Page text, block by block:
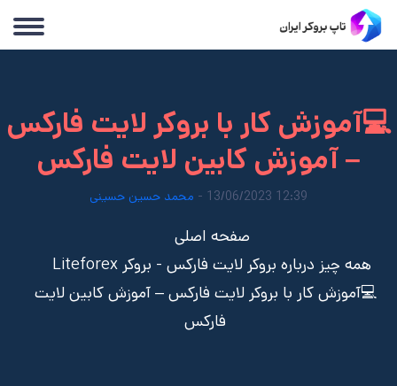
💻آموزش کار با بروکر لایت فارکس
– آموزش کابین لایت فارکس
12:39 13/06/2023 - محمد حسین حسینی
صفحه اصلی
همه چیز درباره بروکر لایت فارکس - بروکر Liteforex
💻آموزش کار با بروکر لایت فارکس – آموزش کابین لایت
فارکس